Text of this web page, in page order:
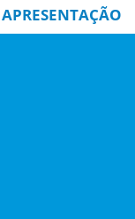
APRESENTAÇÃO